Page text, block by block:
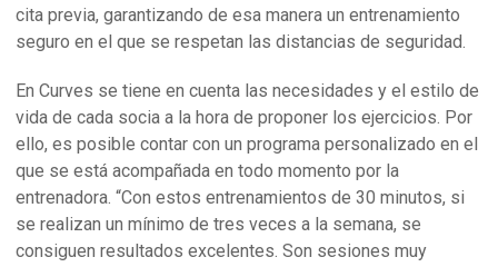
cita previa, garantizando de esa manera un entrenamiento
seguro en el que se respetan las distancias de seguridad.
En Curves se tiene en cuenta las necesidades y el estilo de
vida de cada socia a la hora de proponer los ejercicios. Por
ello, es posible contar con un programa personalizado en el
que se está acompañada en todo momento por la
entrenadora. “Con estos entrenamientos de 30 minutos, si
se realizan un mínimo de tres veces a la semana, se
consiguen resultados excelentes. Son sesiones muy